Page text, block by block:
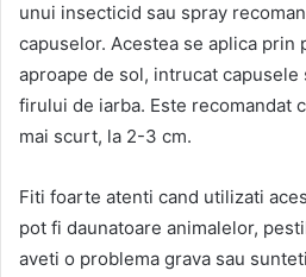
unui insecticid sau spray
capuselor. Acestea se aplica prin
aproape de sol, intrucat capusele
firului de iarba. Este recomandat
mai scurt, la 2-3 cm.
Fiti foarte atenti cand utilizati
pot fi daunatoare animalelor,
aveti o problema grava sau